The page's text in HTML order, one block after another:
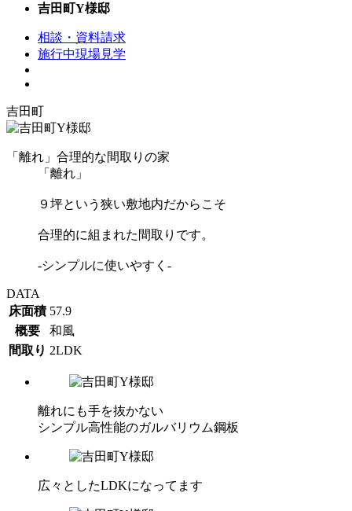
吉田町Y様邸
相談・資料請求
施行中現場見学
吉田町
「離れ」合理的な間取りの家
「離れ」
９坪という狭い敷地内だからこそ
合理的に組まれた間取りです。
-シンプルに使いやすく-
DATA
床面積 57.9
概要
和風
間取り 2LDK
離れにも手を抜かない
シンプル高性能のガルバリウム鋼板
広々としたLDKになってます